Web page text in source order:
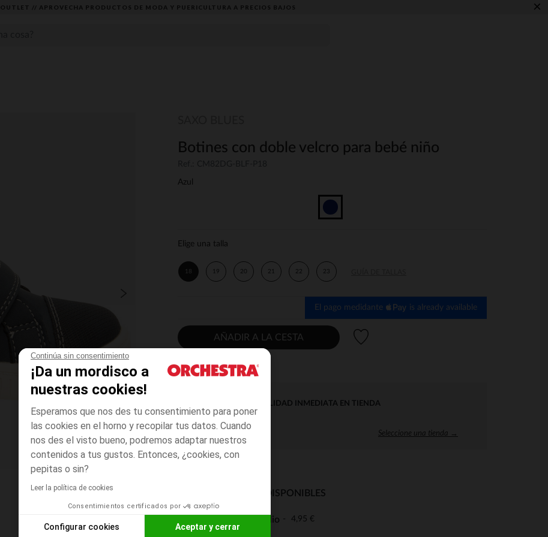
Continúa sin consentimiento
¡Da un mordisco a
nuestras cookies!
Esperamos que nos des tu consentimiento para poner
las cookies en el horno y recopilar tus datos. Cuando
nos des el visto bueno, podremos adaptar nuestros
contenidos a tus gustos. Entonces, ¿cookies, con
pepitas o sin?
Leer la política de cookies
Consentimientos certificados por
Configurar cookies Aceptar y cerrar
OUTLET // APROVECHA PRODUCTOS DE MODA Y PUERICULTURA A PRECIOS BAJOS ×
Botines con doble velcro para bebé niño
Azul
Elige una talla
18 19 20 21 22 23
El pago medidante is already available
AÑADIR A LA CESTA
DISPONIBILIDAD INMEDIATA EN TIENDA
Seleccione una tienda →
MODOS DE ENVÍO DISPONIBLES
Entrega a domicilio 4,95 €
De 5 a 8 días